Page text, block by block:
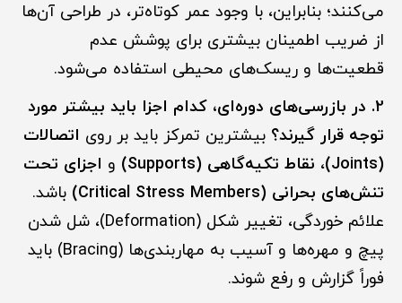
می‌کنند؛ بنابراین، با وجود عمر کوتاه‌تر، در طراحی آن‌ها
از ضریب اطمینان بیشتری برای پوشش عدم
قطعیت‌ها و ریسک‌های محیطی استفاده می‌شود.
2. در بازرسی‌های دوره‌ای، کدام اجزا باید بیشتر مورد
توجه قرار گیرند؟ بیشترین تمرکز باید بر روی اتصالات
(Joints)
، نقاط تکیه‌گاهی (Supports) و اجزای تحت
تنش‌های بحرانی (Critical Stress Members)
باشد.
علائم خوردگی، تغییر شکل (Deformation)، شل شدن
پیچ و مهره‌ها و آسیب به مهاربندی‌ها (Bracing) باید
فوراً گزارش و رفع شوند.